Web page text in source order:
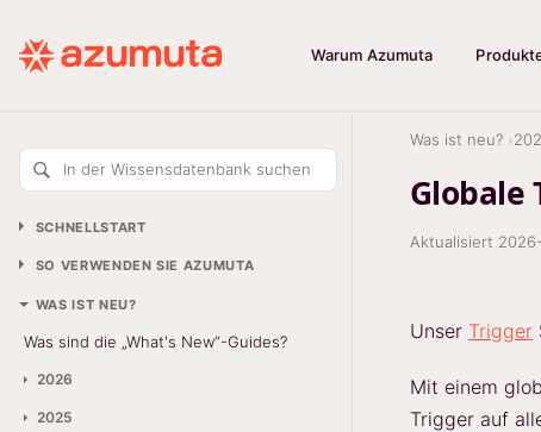
Warum Azumuta
In der Wissensdatenbank suchen
SCHNELLSTART
SO VERWENDEN SIE AZUMUTA
WAS IST NEU?
Was sind die „What's New“-Guides?
2026
2025
Was ist neu?
Globale
Aktualisiert
Unser Trigger
Mit einem
Trigger auf